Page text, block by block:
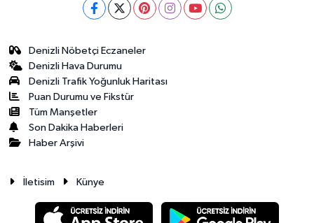
Denizli Nöbetçi Eczaneler
Denizli Hava Durumu
Denizli Trafik Yoğunluk Haritası
Puan Durumu ve Fikstür
Tüm Manşetler
Son Dakika Haberleri
Haber Arşivi
İletisim Künye